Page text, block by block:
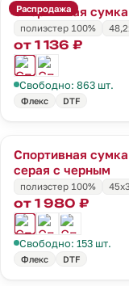
Распродажа
Спортивная
полиэстер 100%
от 1 136 ₽
Свободно: 863 шт.
Флекс DTF
Спортивная
серая с черным
полиэстер 100%
от 1 980 ₽
Свободно: 153 шт.
Флекс DTF